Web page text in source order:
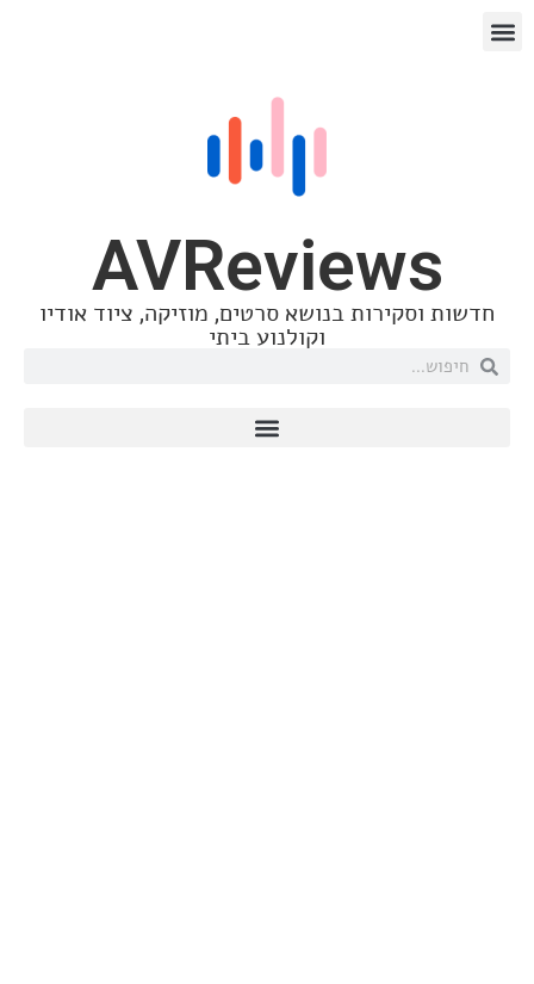
בנושא סרטים, מוזיקה, ציוד אודיו
וקולנוע ביתי